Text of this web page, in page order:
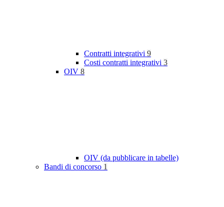
Contratti integrativi 9
Costi contratti integrativi 3
OIV 8
OIV (da pubblicare in tabelle)
Bandi di concorso 1